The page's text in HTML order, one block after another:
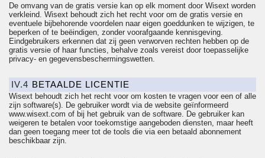
De omvang van de gratis versie kan op elk moment door Wisext worden
verkleind. Wisext behoudt zich het recht voor om de gratis versie en
eventuele bijbehorende voordelen naar eigen goeddunken te wijzigen, te
beperken of te beëindigen, zonder voorafgaande kennisgeving.
Eindgebruikers erkennen dat zij geen verworven rechten hebben op de
gratis versie of haar functies, behalve zoals vereist door toepasselijke
privacy- en gegevensbeschermingswetten.
IV.4 BETAALDE LICENTIE
Wisext behoudt zich het recht voor om kosten te vragen voor een of alle
zijn software(s). De gebruiker wordt via de website geïnformeerd
www.wisext.com of bij het gebruik van de software. De gebruiker kan
weigeren te betalen voor toekomstige aangeboden diensten, maar heeft
dan geen toegang meer tot de tools die via een betaald abonnement
beschikbaar zijn.